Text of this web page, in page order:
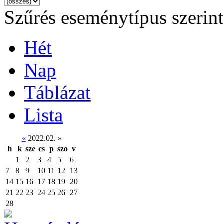
Szűrés eseménytípus szerint
Hét
Nap
Táblázat
Lista
« 2022.02. »
h
k sze cs p szo v
1
2 3 4 5
6
7
8 9 10 11 12
13
14 15 16 17 18 19 20
21 22 23 24 25 26 27
28